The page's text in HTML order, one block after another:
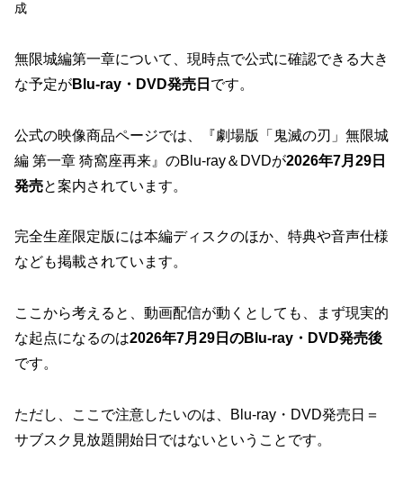
成
無限城編第一章について、現時点で公式に確認できる大き
な予定がBlu-ray・DVD発売日 です。
公式の映像商品ページでは、『劇場版「鬼滅の刃」無限城
編 第一章 猗窩座再来』のBlu-ray＆DVDが2026年7月29日
発売と案内されています。
完全生産限定版には本編ディスクのほか、特典や音声仕様
なども掲載されています。
ここから考えると、動画配信が動くとしても、まず現実的
な起点になるのは2026年7月29日のBlu-ray・DVD発売後
です。
ただし、ここで注意したいのは、
Blu-ray・DVD発売日＝
サブスク見放題開始日ではないということです。